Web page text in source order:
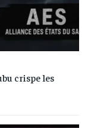
crispe les